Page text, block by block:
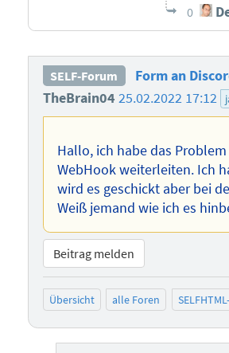
0
SELF-Forum
Form an
TheBrain04 25.02.2022 17:12
Hallo, ich habe das
WebHook weiterleiten. Ich
wird es geschickt aber bei
Weiß jemand wie ich es
Beitrag melden
Übersicht alle Foren